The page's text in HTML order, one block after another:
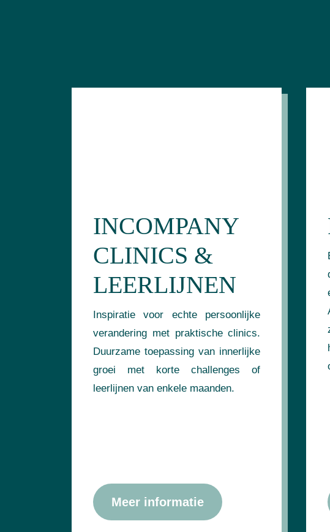
INCOMPANY
CLINICS &
LEERLIJNEN
Inspiratie voor echte persoonlijke
verandering met praktische clinics.
Duurzame toepassing van innerlijke
groei met korte challenges of
leerlijnen van enkele maanden.
Meer informatie